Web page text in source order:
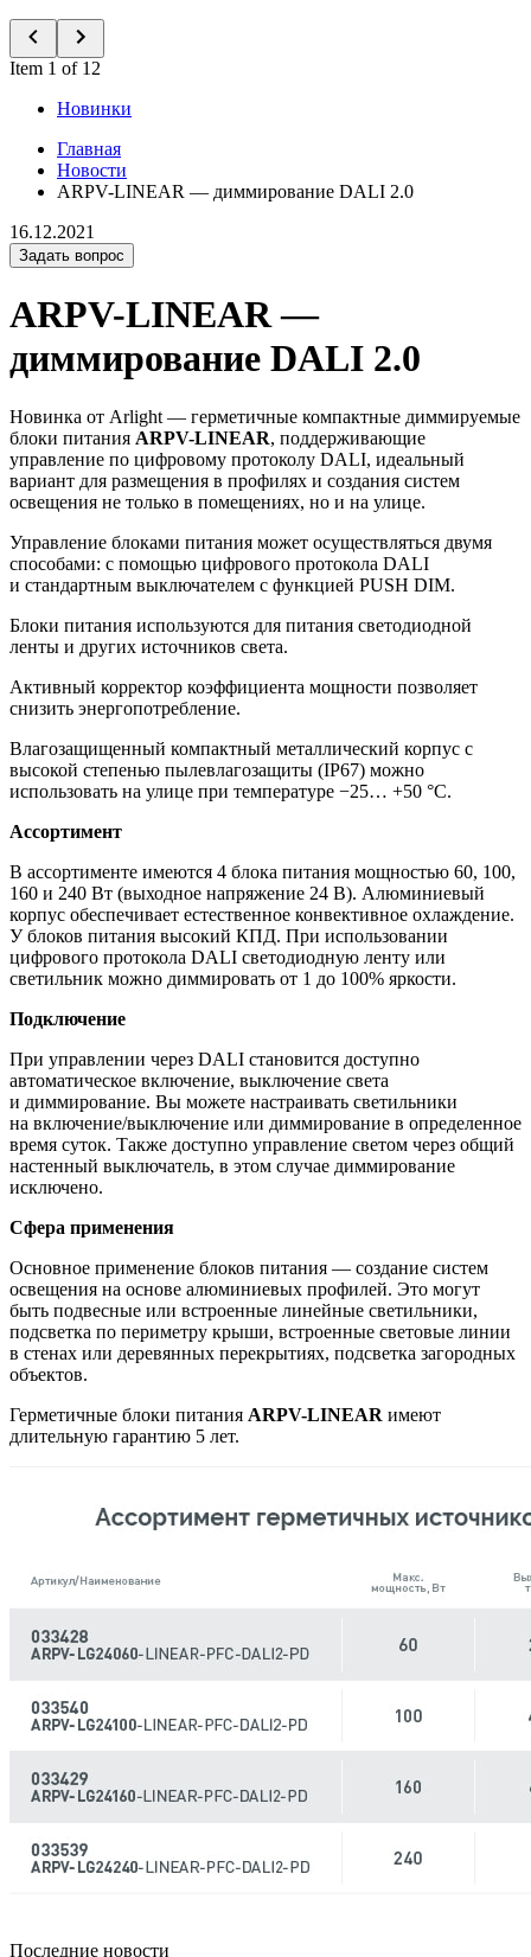
Item 1 of 12
Новинки
Главная
Новости
ARPV-LINEAR — диммирование DALI 2.0
16.12.2021
Задать вопрос
ARPV-LINEAR —
диммирование DALI 2.0
Новинка от Arlight — герметичные компактные диммируемые
блоки питания ARPV-LINEAR, поддерживающие
управление по цифровому протоколу DALI, идеальный
вариант для размещения в профилях и создания систем
освещения не только в помещениях, но и на улице.
Управление блоками питания может осуществляться двумя
способами: с помощью цифрового протокола DALI
и стандартным выключателем с функцией PUSH DIM.
Блоки питания используются для питания светодиодной
ленты и других источников света.
Активный корректор коэффициента мощности позволяет
снизить энергопотребление.
Влагозащищенный компактный металлический корпус с
высокой степенью пылевлагозащиты (IP67) можно
использовать на улице при температуре −25… +50 °C.
Ассортимент
В ассортименте имеются 4 блока питания мощностью 60, 100,
160 и 240 Вт (выходное напряжение 24 В). Алюминиевый
корпус обеспечивает естественное конвективное охлаждение.
У блоков питания высокий КПД. При использовании
цифрового протокола DALI светодиодную ленту или
светильник можно диммировать от 1 до 100% яркости.
Подключение
При управлении через DALI становится доступно
автоматическое включение, выключение света
и диммирование. Вы можете настраивать светильники
на включение/выключение или диммирование в определенное
время суток. Также доступно управление светом через общий
настенный выключатель, в этом случае диммирование
исключено.
Сфера применения
Основное применение блоков питания — создание систем
освещения на основе алюминиевых профилей. Это могут
быть подвесные или встроенные линейные светильники,
подсветка по периметру крыши, встроенные световые линии
в стенах или деревянных перекрытиях, подсветка загородных
объектов.
Герметичные блоки питания ARPV-LINEAR имеют
длительную гарантию 5 лет.
Последние новости